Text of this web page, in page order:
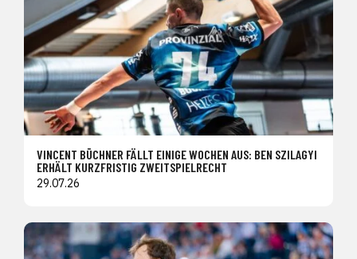
VINCENT BÜCHNER FÄLLT EINIGE WOCHEN AUS: BEN SZILAGYI
ERHÄLT KURZFRISTIG ZWEITSPIELRECHT
29.07.26